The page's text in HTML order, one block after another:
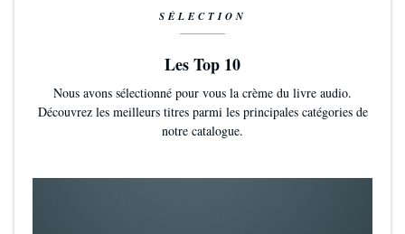
SÉLECTION
Les Top 10
Nous avons sélectionné pour vous la crème du livre audio.
Découvrez les meilleurs titres parmi les principales catégories de
notre catalogue.